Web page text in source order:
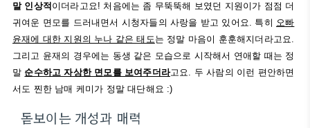
말 인상적 이더라고요! 처음에는 좀 무뚝뚝해 보였던 지원이가 점점 더
귀여운 면모를 드러내면서 시청자들의 사랑을 받고 있어요. 특히 오빠
윤재에 대한 지원의 누나 같은 태도는 정말 마음이 훈훈해지더라고요.
그리고 윤재의 경우에는 동생 같은 모습으로 시작해서 연애할 때는 정
말 순수하고 자상한 면모를 보여주더라고요. 두 사람의 이런 편안하면
서도 찐한 남매 케미가 정말 대단해요 :)
돋보이는 개성과 매력